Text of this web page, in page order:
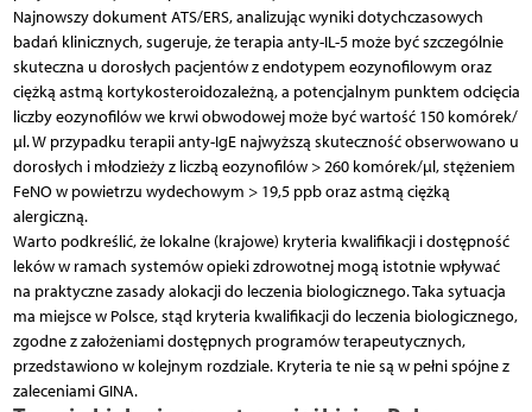
Najnowszy dokument ATS/ERS, analizując wyniki dotychczasowych
badań klinicznych, sugeruje, że terapia anty-IL-5 może być szczególnie
skuteczna u dorosłych pacjentów z endotypem eozynofilowym oraz
ciężką astmą kortykosteroidozależną, a potencjalnym punktem odcięcia
liczby eozynofilów we krwi obwodowej może być wartość 150 komórek/
µl. W przypadku terapii anty-IgE najwyższą skuteczność obserwowano u
dorosłych i młodzieży z liczbą eozynofilów > 260 komórek/µl, stężeniem
FeNO w powietrzu wydechowym > 19,5 ppb oraz astmą ciężką
alergiczną.
Warto podkreślić, że lokalne (krajowe) kryteria kwalifikacji i dostępność
leków w ramach systemów opieki zdrowotnej mogą istotnie wpływać
na praktyczne zasady alokacji do leczenia biologicznego. Taka sytuacja
ma miejsce w Polsce, stąd kryteria kwalifikacji do leczenia biologicznego,
zgodne z założeniami dostępnych programów terapeutycznych,
przedstawiono w kolejnym rozdziale. Kryteria te nie są w pełni spójne z
zaleceniami GINA.